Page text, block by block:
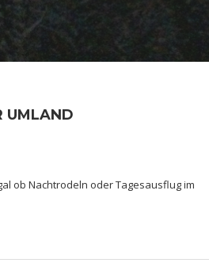
UMLAND
ob Nachtrodeln oder Tagesausflug im